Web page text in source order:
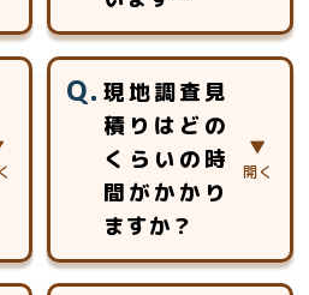
高所作業車等が使
用できない場所で
も、ロープを使用
した特殊伐採で対
応いたします。ロ
別教育を受けた作
現地調査見
積りはどの
くらいの時
間がかかり
ますか？